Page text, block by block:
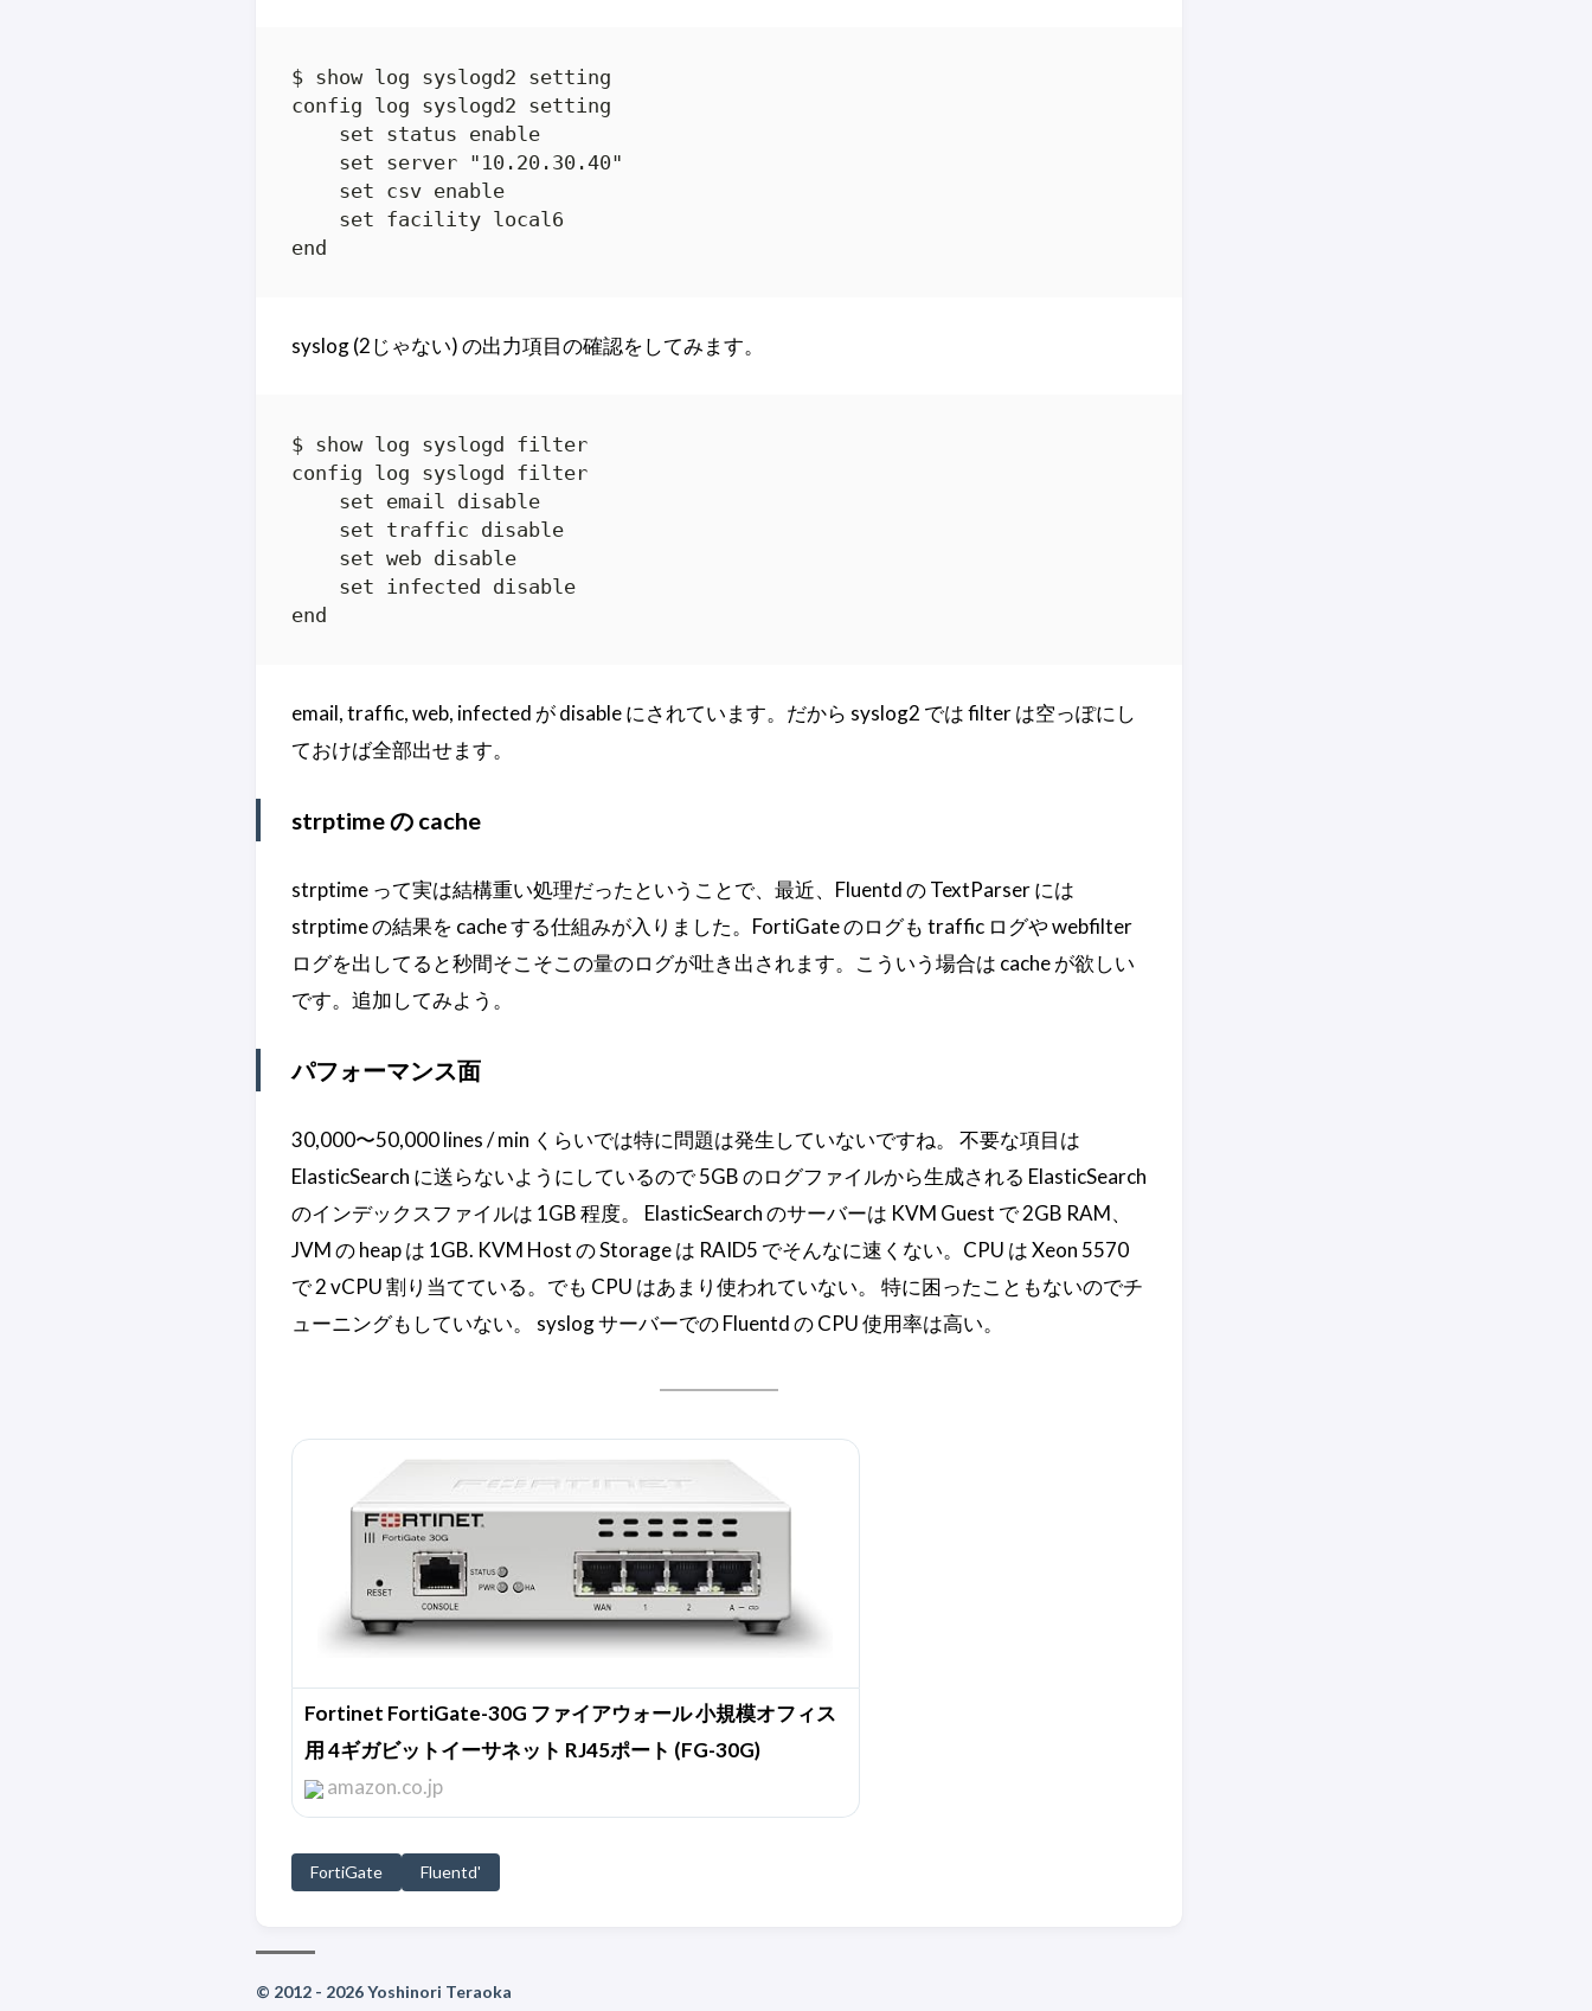
$ show log syslogd2 setting
config log syslogd2 setting
    set status enable
    set server "10.20.30.40"
    set csv enable
    set facility local6
end
syslog (2じゃない) の出力項目の確認をしてみます。
$ show log syslogd filter
config log syslogd filter
    set email disable
    set traffic disable
    set web disable
    set infected disable
end
email, traffic, web, infected が disable にされています。だから syslog2 では filter は空っぽにし
ておけば全部出せます。
strptime の cache
strptime って実は結構重い処理だったということで、最近、Fluentd の TextParser には
strptime の結果を cache する仕組みが入りました。FortiGate のログも traffic ログや webfilter
ログを出してると秒間そこそこの量のログが吐き出されます。こういう場合は cache が欲しい
です。追加してみよう。
パフォーマンス面
30,000〜50,000 lines / min くらいでは特に問題は発生していないですね。 不要な項目は
ElasticSearch に送らないようにしているので 5GB のログファイルから生成される ElasticSearch
のインデックスファイルは 1GB 程度。 ElasticSearch のサーバーは KVM Guest で 2GB RAM、
JVM の heap は 1GB. KVM Host の Storage は RAID5 でそんなに速くない。CPU は Xeon 5570
で 2 vCPU 割り当てている。でも CPU はあまり使われていない。 特に困ったこともないのでチ
ューニングもしていない。 syslog サーバーでの Fluentd の CPU 使用率は高い。
Fortinet FortiGate-30G ファイアウォール 小規模オフィス
用 4ギガビットイーサネット RJ45ポート (FG-30G)
amazon.co.jp
FortiGate Fluentd'
© 2012 - 2026 Yoshinori Teraoka